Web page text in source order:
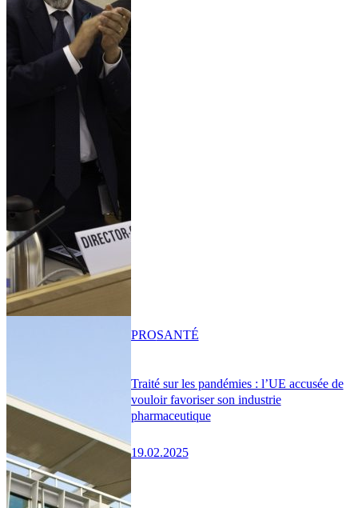
Traité sur les pandémies : l’UE accusée de
vouloir favoriser son industrie
pharmaceutique
19.02.2025
PROSANTÉ